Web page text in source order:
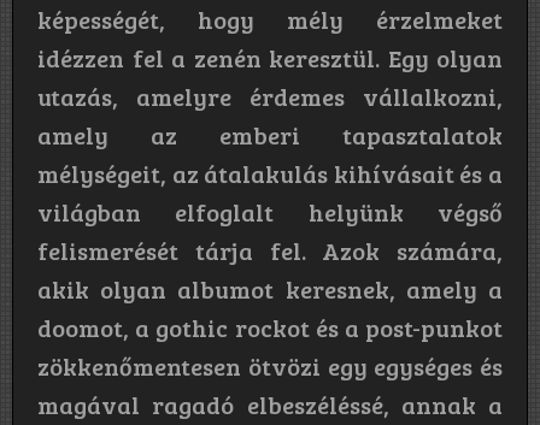
képességét, hogy mély érzelmeket
idézzen fel a zenén keresztül. Egy olyan
utazás, amelyre érdemes vállalkozni,
amely az emberi tapasztalatok
mélységeit, az átalakulás kihívásait és a
világban elfoglalt helyünk végső
felismerését tárja fel. Azok számára,
akik olyan albumot keresnek, amely a
doomot, a gothic rockot és a post-punkot
zökkenőmentesen ötvözi egy egységes és
magával ragadó elbeszéléssé, annak a